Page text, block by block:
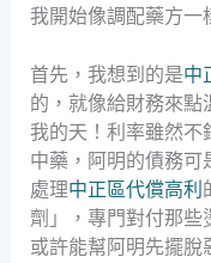
我開始像調配藥方一
首先，我想到的是中
的，就像給財務來點
我的天！利率雖然不
中藥，阿明的債務可
處理中正區代償高利
劑」，專門對付那些
或許能幫阿明先擺脫